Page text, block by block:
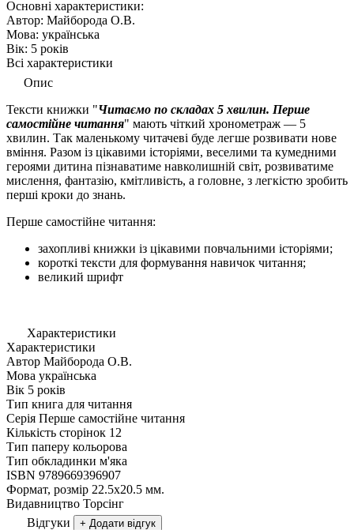
Основні характеристики:
Автор: Майборода О.В.
Мова: українська
Вік: 5 років
Всі характеристики
Опис
Тексти книжки "Читаємо по складах 5 хвилин. Перше
самостійне читання" мають чіткий хронометраж — 5
хвилин. Так маленькому читачеві буде легше розвивати нове
вміння. Разом із цікавими історіями, веселими та кумедними
героями дитина пізнаватиме навколишній світ, розвиватиме
мислення, фантазію, кмітливість, а головне, з легкістю зробить
перші кроки до знань.
Перше самостійне читання:
захопливі книжки із цікавими повчальними історіями;
короткі тексти для формування навичок читання;
великий шрифт
Характеристики
Характеристики
Автор Майборода О.В.
Мова українська
Вік 5 років
Тип книга для читання
Серія Перше самостійне читання
Кількість сторінок 12
Тип паперу кольорова
Тип обкладинки м'яка
ISBN 9789669396907
Формат, розмір 22.5х20.5 мм.
Видавництво Торсiнг
Відгуки
+ Додати відгук